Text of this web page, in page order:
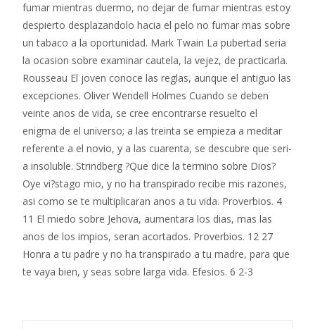
fumar mientras duermo, no dejar de fumar mientras estoy
despierto desplazandolo hacia el pelo no fumar mas sobre
un tabaco a la oportunidad. Mark Twain La pubertad seri­a
la ocasion sobre examinar cautela, la vejez, de practicarla.
Rousseau El joven conoce las reglas, aunque el antiguo las
excepciones. Oliver Wendell Holmes Cuando se deben
veinte anos de vida, se cree encontrarse resuelto el
enigma de el universo; a las treinta se empieza a meditar
referente a el novio, y a las cuarenta, se descubre que seri­
a insoluble. Strindberg ?Que dice la termino sobre Dios?
Oye vi?stago mio, y no ha transpirado recibe mis razones,
asi­ como se te multiplicaran anos a tu vida. Proverbios. 4
11 El miedo sobre Jehova, aumentara los dias, mas las
anos de los impios, seran acortados. Proverbios. 12 27
Honra a tu padre y no ha transpirado a tu madre, para que
te vaya bien, y seas sobre larga vida. Efesios. 6 2-3